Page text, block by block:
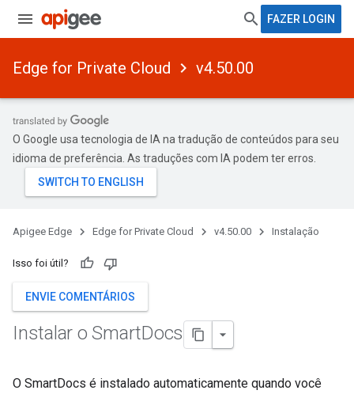
FAZER LOGIN
Edge for Private Cloud v4.50.00
O Google usa tecnologia de IA na tradução de conteúdos para seu
idioma de preferência. As traduções com IA podem ter erros.
Apigee Edge Edge for Private Cloud v4.50.00 Instalação
Isso foi útil?
ENVIE COMENTÁRIOS
Instalar o SmartDocs
O SmartDocs é instalado automaticamente quando você